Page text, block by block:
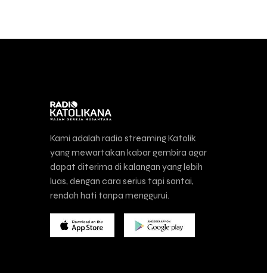
Kami adalah radio streaming Katolik
yang mewartakan kabar gembira agar
dapat diterima di kalangan yang lebih
luas, dengan cara serius tapi santai,
rendah hati tanpa menggurui.